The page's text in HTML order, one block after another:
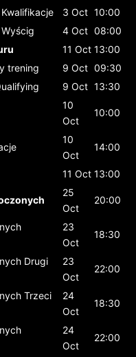
Kwalifikacje 3 Oct 10:00
Wyścig 4 Oct 08:00
11 Oct 13:00
trening 9 Oct 09:30
9 Oct 13:30
10
Oct
10:00
10
Oct
14:00
11 Oct 13:00
25
Oct
20:00
23
Oct
18:30
Drugi
23
Oct
22:00
Trzeci
24
Oct
18:30
24
Oct
22:00